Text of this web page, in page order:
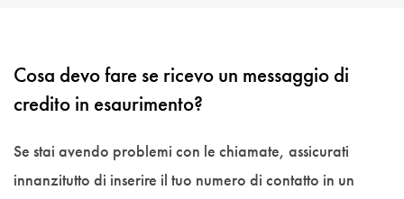
Cosa devo fare se ricevo un messaggio di
credito in esaurimento?
Se stai avendo problemi con le chiamate, assicurati
innanzitutto di inserire il tuo numero di contatto in un